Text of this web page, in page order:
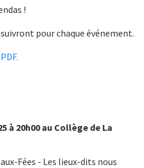
!
pour chaque événement.
à 20h00 au Collège de La
Fées - Les lieux-dits nous